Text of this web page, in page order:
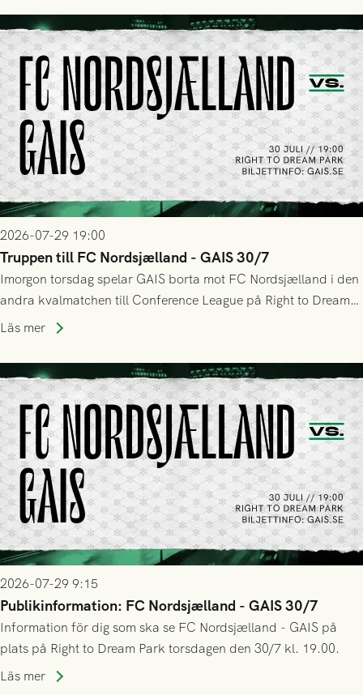
tennissiffror och det grönsvarta europaäventyret tog slut.
2026-07-29 19:00
Truppen till FC Nordsjælland - GAIS 30/7
Imorgon torsdag spelar GAIS borta mot FC Nordsjælland i den
andra kvalmatchen till Conference League på Right to Dream
Park! Fredrik Holmberg och ledarstaben har tagit ut följande
Läs mer
2026-07-29 9:15
Publikinformation: FC Nordsjælland - GAIS 30/7
Information för dig som ska se FC Nordsjælland - GAIS på
plats på Right to Dream Park torsdagen den 30/7 kl. 19.00.
Läs mer